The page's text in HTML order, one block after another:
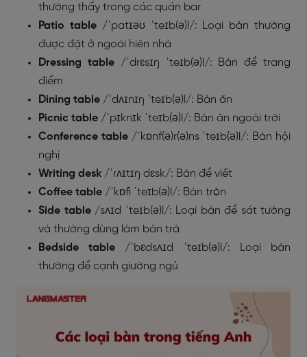
thường thấy trong các quán bar
Patio table /ˈpatɪəʊ ˈteɪb(ə)l/: Loại bàn thường
được đặt ở ngoài hiên nhà
Dressing table/ˈdrɛsɪŋ ˈteɪb(ə)l/: Bàn để trang
điểm
Dining table /ˈdʌɪnɪŋ ˈteɪb(ə)l/: Bàn ăn
Picnic table /ˈpɪknɪk ˈteɪb(ə)l/: Bàn ăn ngoài trời
Conference table/ˈkɒnf(ə)r(ə)ns ˈteɪb(ə)l/: Bàn hội
nghị
Writing desk /ˈrʌɪtɪŋ dɛsk/: Bàn để viết
Coffee table /ˈkɒfi ˈteɪb(ə)l/: Bàn tròn
Side table /sʌɪd ˈteɪb(ə)l/: Loại bàn để sát tường
và thường dùng làm bàn trà
Bedside table /ˈbɛdsʌɪd ˈteɪb(ə)l/: Loại bàn
thường để cạnh giường ngủ